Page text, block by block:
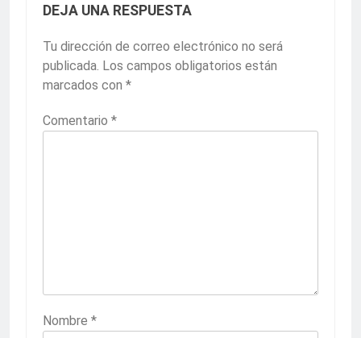
DEJA UNA RESPUESTA
Tu dirección de correo electrónico no será
publicada. Los campos obligatorios están
marcados con *
Comentario *
Nombre *